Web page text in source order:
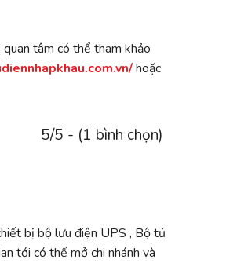
quan tâm có thể tham khảo
hoặc
5/5 - (1 bình chọn)
bị bộ lưu điện UPS , Bộ tủ
tới có thể mở chi nhánh và